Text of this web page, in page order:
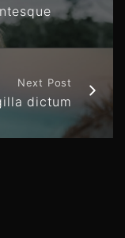
Next Post
dictum